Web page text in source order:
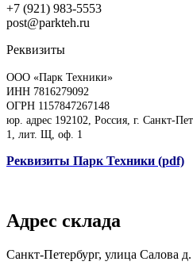
+7 (921) 983-5553
post@parkteh.ru
Реквизиты
ООО «Парк Техники»
ИНН 7816279092
ОГРН 1157847267148
юр. адрес 192102, Россия, г. Санкт-
1, лит. Щ, оф. 1
Реквизиты Парк Техники (pdf)
Адрес склада
Санкт-Петербург, улица Салова